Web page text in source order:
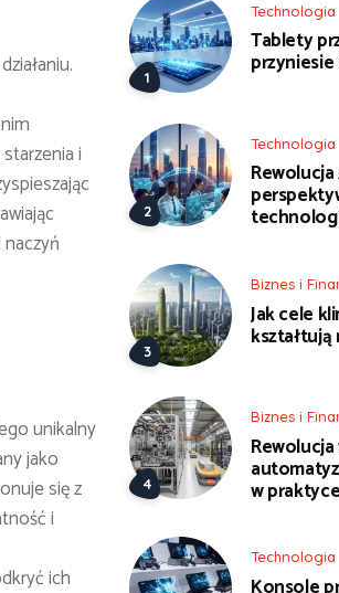
i
unikalny
jako
się z
i
ich
Technologia
Tablety
Technologia
Biznes i
Jak cele
kształtują
Biznes i
w praktyce
Technologia